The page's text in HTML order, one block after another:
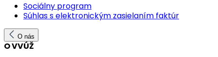
Sociálny program
Súhlas s elektronickým zasielaním faktúr
O nás
O VVÚŽ